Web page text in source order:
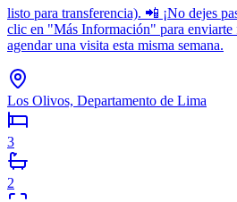
listo para transferencia). 📲 ¡No dejes
clic en "Más Información" para
agendar una visita esta misma semana.
Los Olivos, Departamento de Lima
3
2